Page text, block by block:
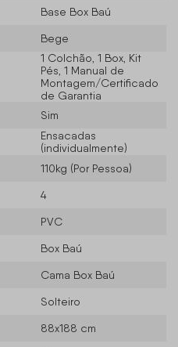
Base Box Baú
Bege
1 Colchão, 1 Box, Kit
Pés, 1 Manual de
Montagem/Certificado
de Garantia
Sim
Ensacadas
(individualmente)
110kg (Por Pessoa)
4
PVC
Box Baú
Cama Box Baú
Solteiro
88x188 cm